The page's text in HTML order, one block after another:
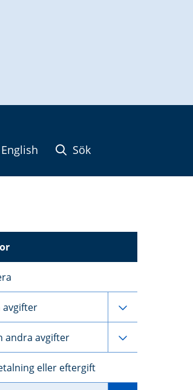
English Sök
avgifter
andra avgifter
eller eftergift